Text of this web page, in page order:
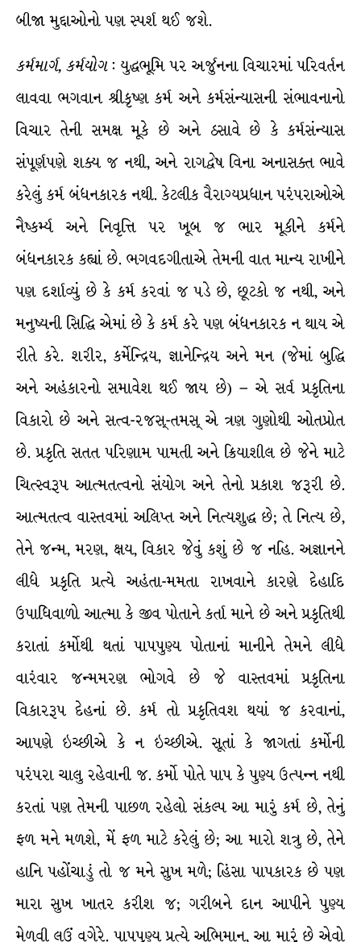
બીજા મુદ્દાઓનો પણ સ્પર્શ થઈ જશે.
કર્મમાર્ગ, કર્મયોગ: યુદ્ધભૂમિ પર અર્જુનના વિચારમાં પરિવર્તન
લાવવા ભગવાન શ્રીકૃષ્ણ કર્મ અને કર્મસંન્યાસની સંભાવનાનો
વિચાર તેની સમક્ષ મૂકે છે અને ઠસાવે છે કે કર્મસંન્યાસ
સંપૂર્ણપણે શક્ય જ નથી, અને રાગદ્વેષ વિના અનાસક્ત ભાવે
કરેલું કર્મ બંધનકારક નથી. કેટલીક વૈરાગ્યપ્રધાન પરંપરાઓએ
નૈષ્કર્મ્ય અને નિવૃત્તિ પર ખૂબ જ ભાર મૂકીને કર્મને
બંધનકારક કહ્યાં છે. ભગવદગીતાએ તેમની વાત માન્ય રાખીને
પણ દર્શાવ્યું છે કે કર્મ કરવાં જ પડે છે, છૂટકો જ નથી, અને
મનુષ્યની સિદ્ધિ એમાં છે કે કર્મ કરે પણ બંધનકારક ન થાય એ
રીતે કરે. શરીર, કર્મેન્દ્રિય, જ્ઞાનેન્દ્રિય અને મન (જેમાં બુદ્ધિ
અને અહંકારનો સમાવેશ થઈ જાય છે) – એ સર્વ પ્રકૃતિના
વિકારો છે અને સત્વ-રજસ્-તમસ્ એ ત્રણ ગુણોથી ઓતપ્રોત
છે. પ્રકૃતિ સતત પરિણામ પામતી અને ક્રિયાશીલ છે જેને માટે
ચિત્સ્વરૂપ આત્મતત્વનો સંયોગ અને તેનો પ્રકાશ જરૂરી છે.
આત્મતત્વ વાસ્તવમાં અલિપ્ત અને નિત્યશુદ્ધ છે; તે નિત્ય છે,
તેને જન્મ, મરણ, ક્ષય, વિકાર જેવું કશું છે જ નહિ. અજ્ઞાનને
લીધે પ્રકૃતિ પ્રત્યે અહંતા-મમતા રાખવાને કારણે દેહાદિ
ઉપાધિવાળો આત્મા કે જીવ પોતાને કર્તા માને છે અને પ્રકૃતિથી
કરાતાં કર્મોથી થતાં પાપપુણ્ય પોતાનાં માનીને તેમને લીધે
વારંવાર જન્મમરણ ભોગવે છે જે વાસ્તવમાં પ્રકૃતિના
વિકારરૂપ દેહનાં છે. કર્મ તો પ્રકૃતિવશ થયાં જ કરવાનાં,
આપણે ઇચ્છીએ કે ન ઇચ્છીએ. સૂતાં કે જાગતાં કર્મોની
પરંપરા ચાલુ રહેવાની જ. કર્મો પોતે પાપ કે પુણ્ય ઉત્પન્ન નથી
કરતાં પણ તેમની પાછળ રહેલો સંકલ્પ આ મારું કર્મ છે, તેનું
ફળ મને મળશે, મેં ફળ માટે કરેલું છે; આ મારો શત્રુ છે, તેને
હાનિ પહોંચાડું તો જ મને સુખ મળે; હિંસા પાપકારક છે પણ
મારા સુખ ખાતર કરીશ જ; ગરીબને દાન આપીને પુણ્ય
મેળવી લઉં વગેરે. પાપપુણ્ય પ્રત્યે અભિમાન, આ મારું છે એવો